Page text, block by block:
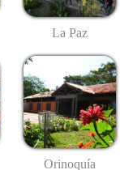
La Paz
Orinoquía